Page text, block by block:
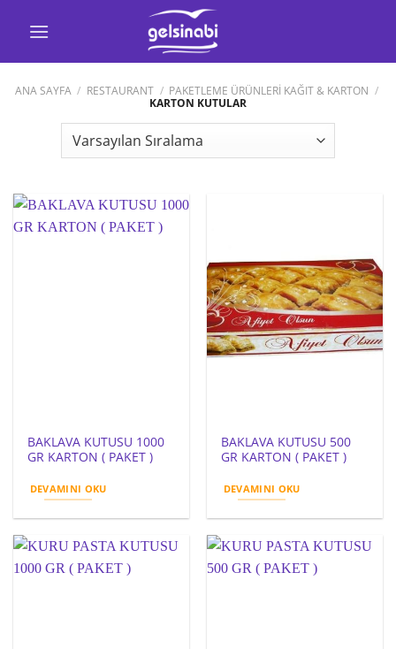
ANA SAYFA / RESTAURANT / PAKETLEME ÜRÜNLERİ KAĞIT & KARTON /
KARTON KUTULAR
BAKLAVA KUTUSU 1000
GR KARTON ( PAKET )
DEVAMINI OKU
BAKLAVA KUTUSU 500
GR KARTON ( PAKET )
DEVAMINI OKU